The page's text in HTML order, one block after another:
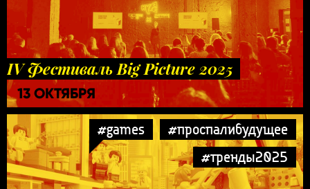
IV Фестиваль Big Picture 2025
13 ОКТЯБРЯ
#games
#проспалибудущее
#тренды2025